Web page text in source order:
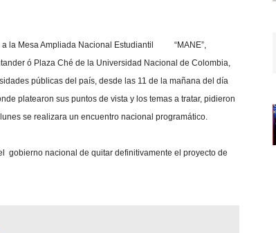
a la Mesa Ampliada Nacional Estudiantil “MANE”,
ó Plaza Ché de la Universidad Nacional de Colombia,
públicas del país, desde las 11 de la mañana del día
platearon sus puntos de vista y los temas a tratar, pidieron
se realizara un encuentro nacional programático.
gobierno nacional de quitar definitivamente el proyecto de